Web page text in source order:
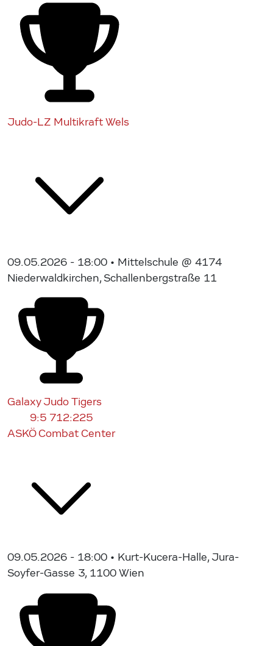
Judo-LZ Multikraft Wels
09.05.2026 - 18:00 • Mittelschule @ 4174
Niederwaldkirchen, Schallenbergstraße 11
Galaxy Judo Tigers
9:5 712:225
ASKÖ Combat Center
09.05.2026 - 18:00 • Kurt-Kucera-Halle, Jura-
Soyfer-Gasse 3, 1100 Wien